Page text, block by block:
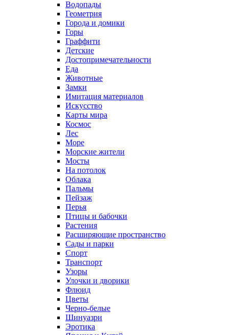
Водопады
Геометрия
Города и домики
Горы
Граффити
Детские
Достопримечательности
Еда
Животные
Замки
Имитация материалов
Искусство
Карты мира
Космос
Лес
Море
Морские жители
Мосты
На потолок
Облака
Пальмы
Пейзаж
Перья
Птицы и бабочки
Растения
Расширяющие пространство
Сады и парки
Спорт
Транспорт
Узоры
Улочки и дворики
Флюид
Цветы
Черно-белые
Шинуазри
Эротика